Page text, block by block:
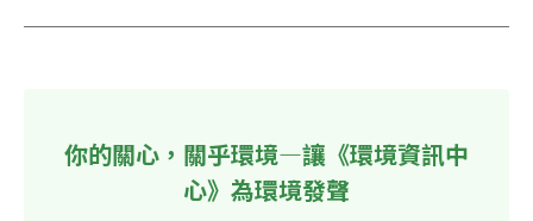
你的關心，關乎環境—讓《環境資訊中
心》為環境發聲